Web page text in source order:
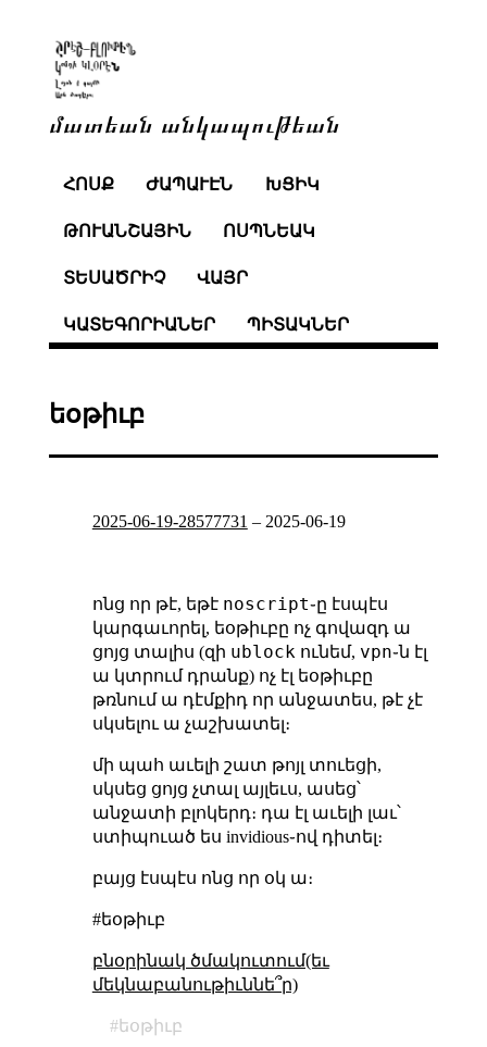
մատեան անկապութեան
ՀՈՍՔ ԺԱՊԱՒԷՆ ԽՑԻԿ
ԹՈՒԱՆՇԱՅԻՆ ՈՍՊՆԵԱԿ
ՏԵՍԱԾՐԻՉ ՎԱՅՐ
ԿԱՏԵԳՈՐԻԱՆԵՐ ՊԻՏԱԿՆԵՐ
եօթիւբ
2025-06-19-28577731 – 2025-06-19
ոնց որ թէ, եթէ noscript֊ը էսպէս
կարգաւորել, եօթիւբը ոչ գովազդ ա
ցոյց տալիս (զի ublock ունեմ, vpn֊ն էլ
ա կտրում դրանք) ոչ էլ եօթիւբը
թռնում ա դէմքիդ որ անջատես, թէ չէ
սկսելու ա չաշխատել։
մի պահ աւելի շատ թոյլ տուեցի,
սկսեց ցոյց չտալ այլեւս, ասեց՝
անջատի բլոկերդ։ դա էլ աւելի լաւ՝
ստիպուած ես invidious֊ով դիտել։
բայց էսպէս ոնց որ օկ ա։
#եօթիւբ
բնօրինակ ծմակուտում(եւ
մեկնաբանութիւննե՞ր)
եօթիւբ